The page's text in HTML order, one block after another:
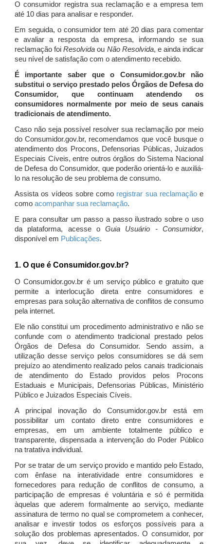
O consumidor registra sua reclamação e a empresa tem
até 10 dias para analisar e responder.
Em seguida, o consumidor tem até 20 dias para comentar
e avaliar a resposta da empresa, informando se sua
reclamação foiResolvida ou Não Resolvida, e ainda indicar
seu nível de satisfação com o atendimento recebido.
É importante saber que o Consumidor.gov.br não
substitui o serviço prestado pelos Órgãos de Defesa do
Consumidor, que continuam atendendo os
consumidores normalmente por meio de seus canais
tradicionais de atendimento.
Caso não seja possível resolver sua reclamação por meio
do Consumidor.gov.br, recomendamos que você busque o
atendimento dos Procons, Defensorias Públicas, Juizados
Especiais Cíveis, entre outros órgãos do Sistema Nacional
de Defesa do Consumidor, que poderão orientá-lo e auxiliá-
lo na resolução de seu problema de consumo.
Assista os vídeos sobre como registrar sua reclamaçãoe
como acompanhar sua reclamação.
E para consultar um passo a passo ilustrado sobre o uso
da plataforma, acesse oGuia Usuário - Consumidor,
disponível em Publicações.
1. O que é Consumidor.gov.br?
O Consumidor.gov.br é um serviço público e gratuito que
permite a interlocução direta entre consumidores e
empresas para solução alternativa de conflitos de consumo
pela internet.
Ele não constitui um procedimento administrativo e não se
confunde com o atendimento tradicional prestado pelos
Órgãos de Defesa do Consumidor. Sendo assim, a
utilização desse serviço pelos consumidores se dá sem
prejuízo ao atendimento realizado pelos canais tradicionais
de atendimento do Estado providos pelos Procons
Estaduais e Municipais, Defensorias Públicas, Ministério
Público e Juizados Especiais Cíveis.
A principal inovação do Consumidor.gov.br está em
possibilitar um contato direto entre consumidores e
empresas, em um ambiente totalmente público e
transparente, dispensada a intervenção do Poder Público
na tratativa individual.
Por se tratar de um serviço provido e mantido pelo Estado,
com ênfase na interatividade entre consumidores e
fornecedores para redução de conflitos de consumo, a
participação de empresas é voluntária e só é permitida
àquelas que aderem formalmente ao serviço, mediante
assinatura de termo no qual se comprometem a conhecer,
analisar e investir todos os esforços possíveis para a
solução dos problemas apresentados. O consumidor, por